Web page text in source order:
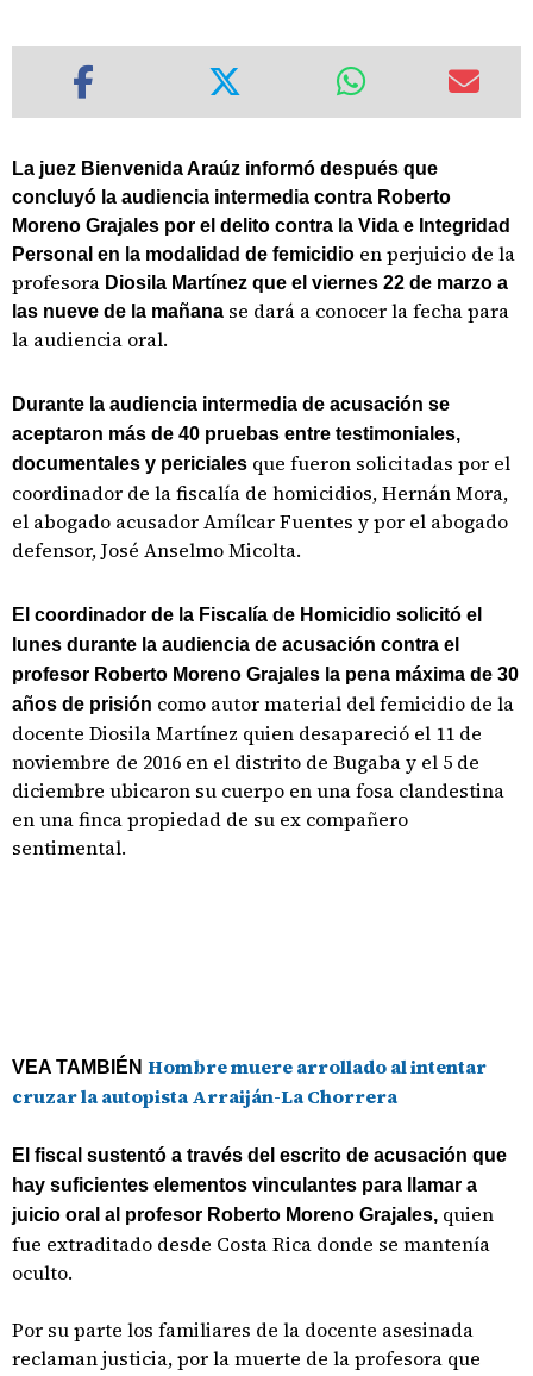
La juez Bienvenida Araúz informó después que
concluyó la audiencia intermedia contra Roberto
Moreno Grajales por el delito contra la Vida e Integridad
Personal en la modalidad de femicidio en perjuicio de la
profesora Diosila Martínez que el viernes 22 de marzo a
las nueve de la mañana se dará a conocer la fecha para
la audiencia oral.
Durante la audiencia intermedia de acusación se
aceptaron más de 40 pruebas entre testimoniales,
documentales y periciales que fueron solicitadas por el
coordinador de la fiscalía de homicidios, Hernán Mora,
el abogado acusador Amílcar Fuentes y por el abogado
defensor, José Anselmo Micolta.
El coordinador de la Fiscalía de Homicidio solicitó el
lunes durante la audiencia de acusación contra el
profesor Roberto Moreno Grajales la pena máxima de 30
años de prisión como autor material del femicidio de la
docente Diosila Martínez quien desapareció el 11 de
noviembre de 2016 en el distrito de Bugaba y el 5 de
diciembre ubicaron su cuerpo en una fosa clandestina
en una finca propiedad de su ex compañero
sentimental.
VEA TAMBIÉN Hombre muere arrollado al intentar
cruzar la autopista Arraiján-La Chorrera
El fiscal sustentó a través del escrito de acusación que
hay suficientes elementos vinculantes para llamar a
juicio oral al profesor Roberto Moreno Grajales, quien
fue extraditado desde Costa Rica donde se mantenía
oculto.
Por su parte los familiares de la docente asesinada
reclaman justicia, por la muerte de la profesora que